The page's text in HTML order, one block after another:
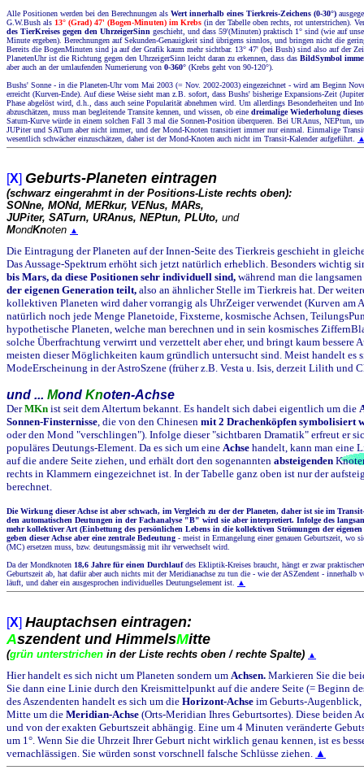
Alle Positionen werden bei den Berechnungen als Wert innerhalb eines Tierkreis-Zeichens (0-30°)
G.W.Bush als 13° (Grad) 47' (Bogen-Minuten) im Krebs (in der Tabelle oben rechts, rot unterstrichen).
des TierKreises gegen den UhrzeigerSinn geschieht, und dass 59'(Minuten) praktisch 1° sind (wie auf
Minute ergeben). Berechnungen auf Sekunden-Genauigkeit sind übrigens sinnlos, und bringen nicht die
Bereits die BogenMinuten sind ja auf der Grafik kaum mehr sichtbar. 13° 47' (bei Bush) sind also auf der
PlanetenUhr ist die Richtung gegen den UhrzeigerSinn leicht daran zu erkennen, dass das BildSymbol
aber auch an der umlaufenden Numerierung von 0-360° (Krebs geht von 90-120°).
Bushs' Sonne - in die Planeten-Uhr vom Mai 2003 (= Nov. 2002-2003) eingezeichnet - wird am Beginn
erreicht (Kurven-Ende). Auf diese Weise sieht man z.B. sofort, dass Bushs' bisherige Expansions-Zeit
Phase abgelöst wird, d.h., dass auch seine Popularität abnehmen wird. Um allerdings Besonderheiten und
abzuschätzen, muss man begleitende Transite kennen, und wissen, ob eine dreimalige Wiederholung
Saturn-Kurve würde in einem solchen Fall 3 mal die Sonnen-Position überqueren. Bei URAnus, NEPtun,
JUPiter und SATurn aber nicht immer, und der Mond-Knoten transitiert immer nur einmal. Einmalige
wesentlich schwächer einzuschätzen, daher ist der Mond-Knoten auch nicht im Transit-Kalender aufgeführt.
[X] Geburts-Planeten eintragen
(schwarz eingerahmt in der Positions-Liste rechts oben):
SONne, MONd, MERkur, VENus, MARs,
JUPiter, SATurn, URAnus, NEPtun, PLUto, und
MondKnoten ▲
Die Eintragung der Planeten auf der Innen-Seite des Tierkreis geschieht in
Das Aussage-Spektrum erhöht sich jetzt natürlich erheblich. Besonders wichtig
bis Mars, da diese Positionen sehr individuell sind, während man die
der eigenen Generation teilt, also an ähnlicher Stelle im Tierkreis hat. Der
kollektiven Planeten wird daher vorrangig als UhrZeiger verwendet (Kurven am
natürlich noch jede Menge Planetoide, Fixsterne, kosmische Achsen,
hypothetische Planeten, welche man berechnen und in sein kosmisches
solche Überfrachtung verwirrt und verzettelt aber eher, und bringt kaum bessere
meisten dieser Möglichkeiten kaum gründlich untersucht sind. Meist handelt es
ModeErscheinung in der AstroSzene (früher z.B. Vesta u. Isis, derzeit Lilith und
und ... Mond Knoten-Achse
DerMKn ist seit dem Altertum bekannt. Es handelt sich dabei eigentlich um die
Sonnen-Finsternisse, die von den Chinesen mit 2 Drachenköpfen symbolisiert
oder den Mond "verschlingen"). Infolge dieser "sichtbaren Dramatik" erfreut er
populäres Deutungs-Element. Da es sich um eine Achse handelt, kann man eine
auf die andere Seite ziehen, und erhält dort den sogenannten absteigenden
rechts in Klammern eingezeichnet ist. In der Tabelle ganz oben ist nur der
berechnet.
Die Wirkung dieser Achse ist aber schwach, im Vergleich zu der der Planeten, daher ist sie im
den automatischen Deutungen in der Fachanalyse "B" wird sie aber interpretiert. Infolge des
mehr kollektiver Art (Einbettung des persönlichen Lebens in die kollektiven Strömungen der eigenen
geben dieser Achse aber eine zentrale Bedeutung - meist in Ermangelung einer genauen Geburtszeit, wo
(MC) ersetzen muss, bzw. deutungsmässig mit ihr verwechselt wird.
Da der Mondknoten 18,6 Jahre für einen Durchlaufdes Ekliptik-Kreises braucht, hängt er zwar
Geburtszeit ab, hat dafür aber auch nichts mit der Meridianachse zu tun die - wie der ASZendent -
läuft, und daher ein ausgesprochen individuelles Deutungselement ist.
▲
[X] Hauptachsen eintragen:
Aszendent und HimmelsMitte
(grün unterstrichen in der Liste rechts oben / rechte Spalte) ▲
Hier handelt es sich nicht um Planeten sondern um Achsen. Markieren Sie die
Sie dann eine Linie durch den Kreismittelpunkt auf die andere Seite (= Beginn
des Aszendenten handelt es sich um die Horizont-Achse im Geburts-
Mitte um die Meridian-Achse (Orts-Meridian Ihres Geburtsortes). Diese beiden
und von der exakten Geburtszeit abhängig. Eine um 4 Minuten veränderte
um 1°. Wenn Sie die Uhrzeit Ihrer Geburt nicht wirklich genau kennen, ist es
vernachlässigen. Sie würden sonst vorschnell falsche Schlüsse ziehen. ▲